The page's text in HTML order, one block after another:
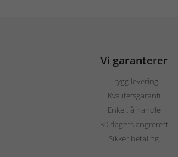
Vi garanterer
Trygg levering
Kvalitetsgaranti
Enkelt å handle
30 dagers angrerett
Sikker betaling